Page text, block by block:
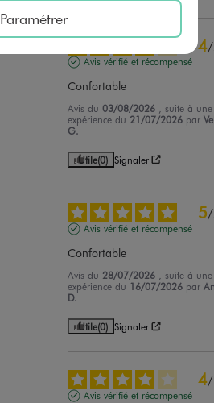
4/
Avis vérifié et récompensé
Confortable
Avis du03/08/2026
, suite à une
expérience du 21/07/2026 par
G.
Utile(0) Signaler
5/
Avis vérifié et récompensé
Confortable
Avis du 28/07/2026
, suite à une
expérience du 16/07/2026 par
D.
Utile(0) Signaler
4/
Avis vérifié et récompensé
Paramétrer